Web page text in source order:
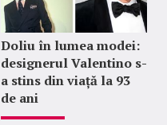
Doliu în lumea modei:
designerul Valentino s-
a stins din viață la 93
de ani